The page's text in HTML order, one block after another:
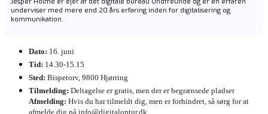
underviser med mere end 20 års erfaring inden for digitalisering og
kommunikation.
Dato: 16. juni
Tid: 14.30-15.15
Sted: Bispetorv, 9800 Hjørring
Tilmelding: Deltagelse er gratis, men der er begrænsede pladser
Afmelding: Hvis du har tilmeldt dig, men er forhindret, så sørg for at
afmelde dig på info@digitaloptur.dk